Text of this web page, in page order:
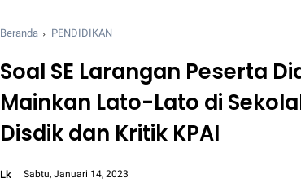
Beranda PENDIDIKAN
Soal SE Larangan Peserta
Mainkan Lato-Lato di
Disdik dan Kritik KPAI
Lk Sabtu, Januari 14, 2023